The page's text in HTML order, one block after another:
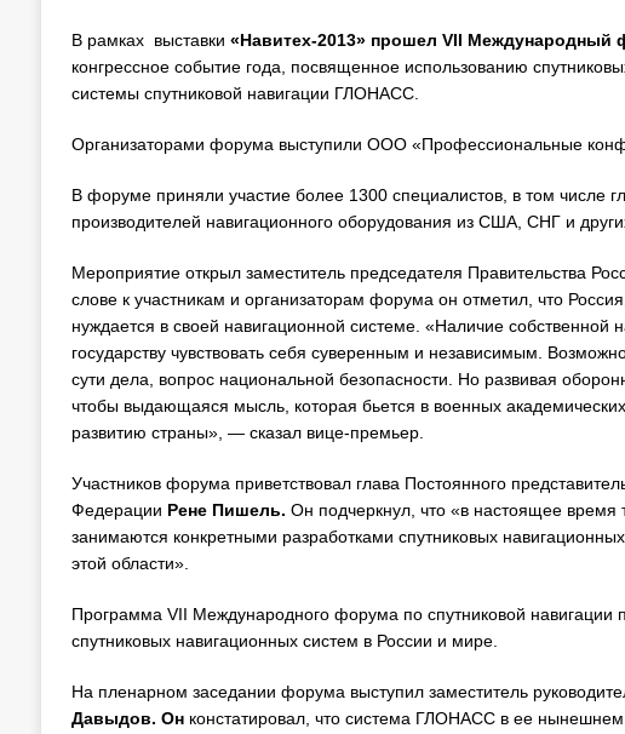
В рамках выставки «Навитех-2013» прошел VII Международный
конгрессное событие года, посвященное использованию
системы спутниковой навигации ГЛОНАСС.
Организаторами форума выступили ООО «Профессиональные
В форуме приняли участие более 1300 специалистов, в том числе
производителей навигационного оборудования из США, СНГ и
Мероприятие открыл заместитель председателя Правительства
слове к участникам и организаторам форума он отметил, что
нуждается в своей навигационной системе. «Наличие собственной
государству чувствовать себя суверенным и независимым.
сути дела, вопрос национальной безопасности. Но развивая
чтобы выдающаяся мысль, которая бьется в военных
развитию страны», — сказал вице-премьер.
Участников форума приветствовал глава Постоянного
Федерации Рене Пишель. Он подчеркнул, что «в настоящее
занимаются конкретными разработками спутниковых
этой области».
Программа VII Международного форума по спутниковой навигации
спутниковых навигационных систем в России и мире.
На пленарном заседании форума выступил заместитель
Давыдов. Онконстатировал, что система ГЛОНАСС в ее